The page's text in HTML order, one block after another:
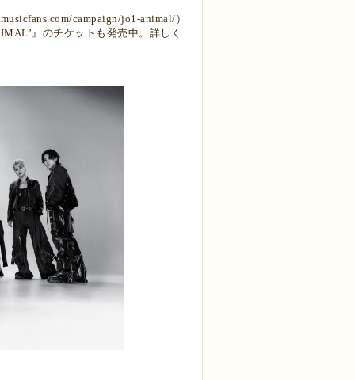
campaign/jo1-animal/ ）
』のチケットも発売中。 詳しく